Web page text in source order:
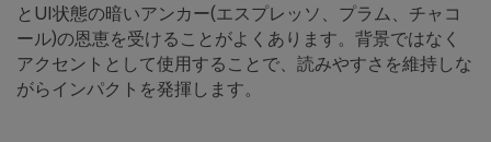
とUI状態の暗いアンカー(エスプレッソ、プラム、チャコ
ール)の恩恵を受けることがよくあります。背景ではなく
アクセントとして使用することで、読みやすさを維持しな
がらインパクトを発揮します。